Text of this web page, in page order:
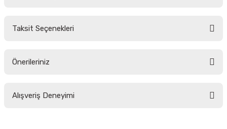
Taksit Seçenekleri
Önerileriniz
yetersiz gördüğünüz noktaları öneri formunu kullanarak tarafımıza
Alışveriş Deneyimi